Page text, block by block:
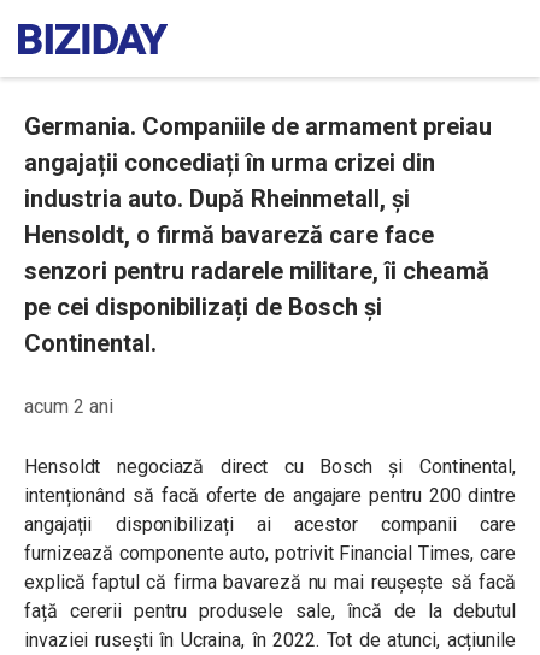
Germania. Companiile de armament preiau
angajații concediați în urma crizei din
industria auto. După Rheinmetall, și
Hensoldt, o firmă bavareză care face
senzori pentru radarele militare, îi cheamă
pe cei disponibilizați de Bosch și
Continental.
acum 2 ani
Hensoldt negociază direct cu Bosch și Continental,
intenționând să facă oferte de angajare pentru 200 dintre
angajații disponibilizați ai acestor companii care
furnizează componente auto, potrivit Financial Times, care
explică faptul că firma bavareză nu mai reușește să facă
față cererii pentru produsele sale, încă de la debutul
invaziei rusești în Ucraina, în 2022. Tot de atunci, acțiunile